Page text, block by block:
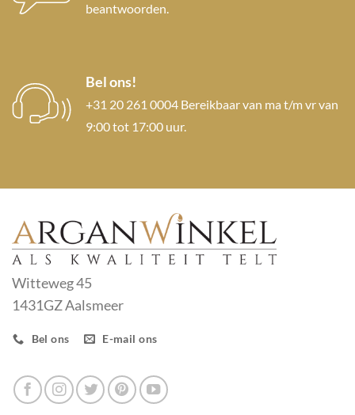
beantwoorden.
Bel ons!
+31 20 261 0004 Bereikbaar van ma t/m vr van
9:00 tot 17:00 uur.
Witteweg 45
1431GZ Aalsmeer
Bel ons E-mail ons